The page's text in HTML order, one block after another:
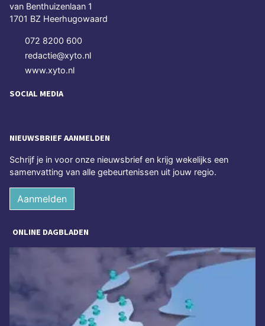
van Benthuizenlaan 1
1701 BZ Heerhugowaard
072 8200 600
redactie@xyto.nl
www.xyto.nl
SOCIAL MEDIA
NIEUWSBRIEF AANMELDEN
Schrijf je in voor onze nieuwsbrief en krijg wekelijks een
samenvatting van alle gebeurtenissen uit jouw regio.
Aanmelden
ONLINE DAGBLADEN